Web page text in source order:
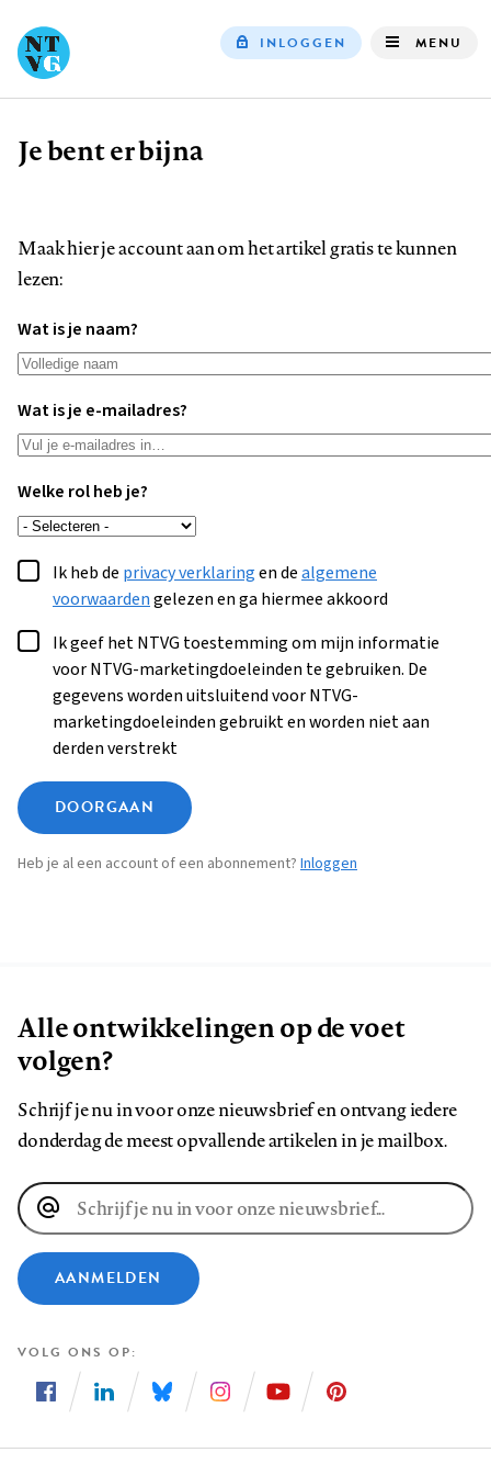
INLOGGEN MENU
Kruimelpad
Je bent er bijna
Maak hier je account aan om het artikel gratis te kunnen
lezen:
Wat is je naam?
Wat is je e-mailadres?
Welke rol heb je?
Ik heb de privacy verklaringen dealgemene
voorwaardengelezen en ga hiermee akkoord
Ik geef het NTVG toestemming om mijn informatie
voor NTVG-marketingdoeleinden te gebruiken. De
gegevens worden uitsluitend voor NTVG-
marketingdoeleinden gebruikt en worden niet aan
derden verstrekt
DOORGAAN
Heb je al een account of een abonnement? Inloggen
Alle ontwikkelingen op de voet
volgen?
Schrijf je nu in voor onze nieuwsbrief en ontvang iedere
donderdag de meest opvallende artikelen in je mailbox.
E-
mailadres
AANMELDEN
VOLG ONS OP
ons
ons
ons
ons
ons
ons